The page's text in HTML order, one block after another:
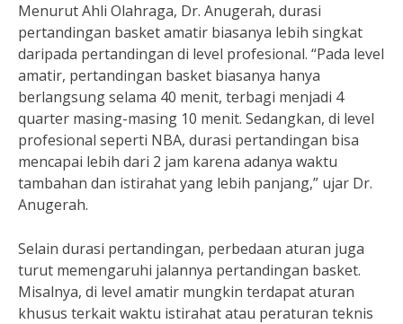
Menurut Ahli Olahraga, Dr. Anugerah, durasi
pertandingan basket amatir biasanya lebih singkat
daripada pertandingan di level profesional. “Pada level
amatir, pertandingan basket biasanya hanya
berlangsung selama 40 menit, terbagi menjadi 4
quarter masing-masing 10 menit. Sedangkan, di level
profesional seperti NBA, durasi pertandingan bisa
mencapai lebih dari 2 jam karena adanya waktu
tambahan dan istirahat yang lebih panjang,” ujar Dr.
Anugerah.
Selain durasi pertandingan, perbedaan aturan juga
turut memengaruhi jalannya pertandingan basket.
Misalnya, di level amatir mungkin terdapat aturan
khusus terkait waktu istirahat atau peraturan teknis